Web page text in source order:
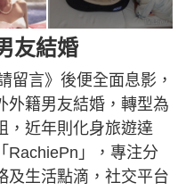
友結婚
留言》後便全面息影，
外籍男友結婚，轉型為
，近年則化身旅遊達
RachiePn」，專注分
及生活點滴，社交平台